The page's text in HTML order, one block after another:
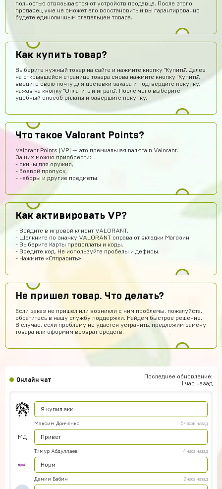
полностью отвязываются от устройств продавца. После этого
продавец уже не сможет его восстановить и вы гарантированно
будете единоличным владельцем товара.
Как купить товар?
Выберите нужный товар на сайте и нажмите кнопку "Купить". Далее
на открывшейся странице товара снова нажмите кнопку "Купить",
введите свою почту для доставки заказа и подтвердите покупку,
нажав на кнопку "Оплатить и играть". После чего выберите
удобный способ оплаты и завершите покупку.
Что такое Valorant Points?
Valorant Points (VP) — это премиальная валюта в Valorant.
За них можно приобрести:
- скины для оружия,
- боевой пропуск,
- наборы и другие предметы.
Как активировать VP?
- Войдите в игровой клиент VALORANT.
- Щелкните по значку VALORANT справа от вкладки Магазин.
- Выберите Карты предоплаты и коды.
- Введите код. Не используйте пробелы и дефисы.
- Нажмите «Отправить».
Не пришел товар. Что делать?
Если заказ не пришёл или возникли с ним проблемы, пожалуйста,
обратитесь в нашу службу поддержки. Найдем быстрое решение.
В случае, если проблему не удастся устранить, предложим замену
товара или оформим возврат средств.
Онлайн чат
Последнее обновление:
1 час назад
сайт топ рили ребят все работает не бойтесь
Окей
Yaroslav Bulavintcev
Тимофей Колесников
топ
chromov78
привет
one love
stickers01 10 часов назад
сайт годный
Эльжан Якутов 8 часов назад
Помогите пожалуйста, как войти в аккаунт????
Получил акаунт все работает
Я купил акк
МД
Максим Донченко 5 часов назад
Привет
Тимур Абдуллаев 4 часа назад
Норм
Дании Бабин 2 часа назад